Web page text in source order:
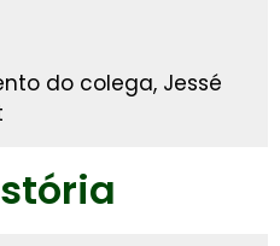
do colega, Jessé